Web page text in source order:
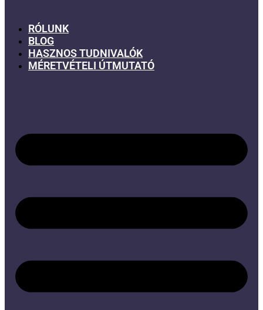
RÓLUNK
BLOG
HASZNOS TUDNIVALÓK
MÉRETVÉTELI ÚTMUTATÓ